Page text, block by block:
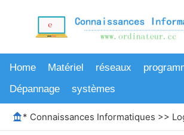
Home Matériel réseaux
Dépannage
systèmes
* Connaissances Informatiques >>